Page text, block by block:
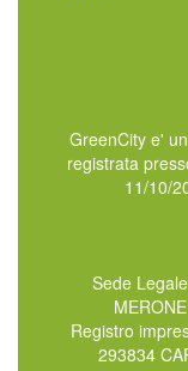
GreenCity e'
registrata
11/10/
Sede
Registro
293834